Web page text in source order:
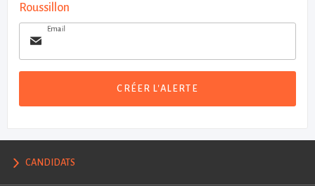
Roussillon
Email
CRÉER L'ALERTE
CANDIDATS